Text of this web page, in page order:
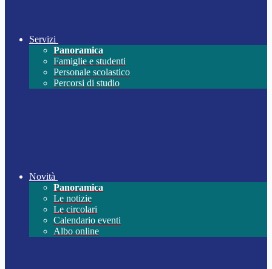
Servizi
Panoramica
Famiglie e studenti
Personale scolastico
Percorsi di studio
Novità
Panoramica
Le notizie
Le circolari
Calendario eventi
Albo online